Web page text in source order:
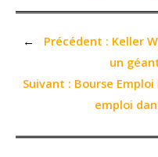
← Précédent : Keller
un
Suivant : Bourse
emploi